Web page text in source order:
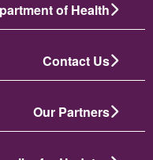
of Health
Contact Us
Our Partners